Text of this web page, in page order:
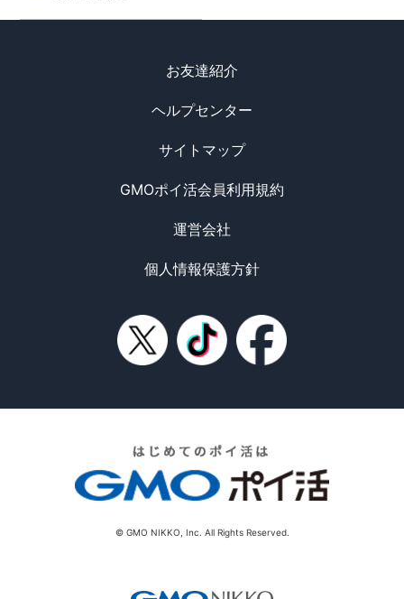
お友達紹介
ヘルプセンター
サイトマップ
GMOポイ活会員利用規約
運営会社
個人情報保護方針
© GMO NIKKO, Inc. All Rights Reserved.